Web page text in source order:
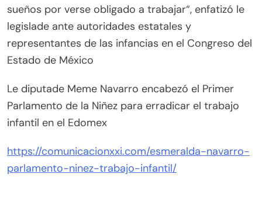
sueños por verse obligado a trabajar“, enfatizó le
legislade ante autoridades estatales y
representantes de las infancias en el Congreso del
Estado de México
Le diputade Meme Navarro encabezó el Primer
Parlamento de la Niñez para erradicar el trabajo
infantil en el Edomex
https://comunicacionxxi.com/esmeralda-navarro-
parlamento-ninez-trabajo-infantil/